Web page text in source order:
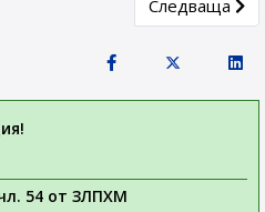
продукти, получили
Next article:
Следваща
54 от ЗЛПХМ